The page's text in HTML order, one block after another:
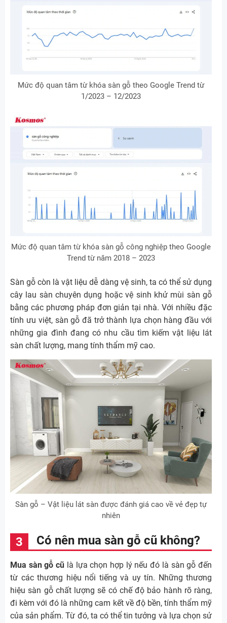
Mức độ quan tâm từ khóa sàn gỗ theo Google Trend từ
1/2023 – 12/2023
Mức độ quan tâm từ khóa sàn gỗ công nghiệp theo Google
Trend từ năm 2018 – 2023
Sàn gỗ còn là vật liệu dễ dàng vệ sinh, ta có thể sử dụng
cây lau sàn chuyên dụng hoặc vệ sinh khử mùi sàn gỗ
bằng các phương pháp đơn giản tại nhà. Với nhiều đặc
tính ưu việt, sàn gỗ đã trở thành lựa chọn hàng đầu với
những gia đình đang có nhu cầu tìm kiếm vật liệu lát
sàn chất lượng, mang tính thẩm mỹ cao.
Sàn gỗ – Vật liệu lát sàn được đánh giá cao về vẻ đẹp tự
nhiên
Có nên mua sàn gỗ cũ không?
Mua sàn gỗ cũ là lựa chọn hợp lý nếu đó là sàn gỗ đến
từ các thương hiệu nổi tiếng và uy tín. Những thương
hiệu sàn gỗ chất lượng sẽ có chế độ bảo hành rõ ràng,
đi kèm với đó là những cam kết về độ bền, tính thẩm mỹ
của sản phẩm. Từ đó, ta có thể tin tưởng và lựa chọn sử